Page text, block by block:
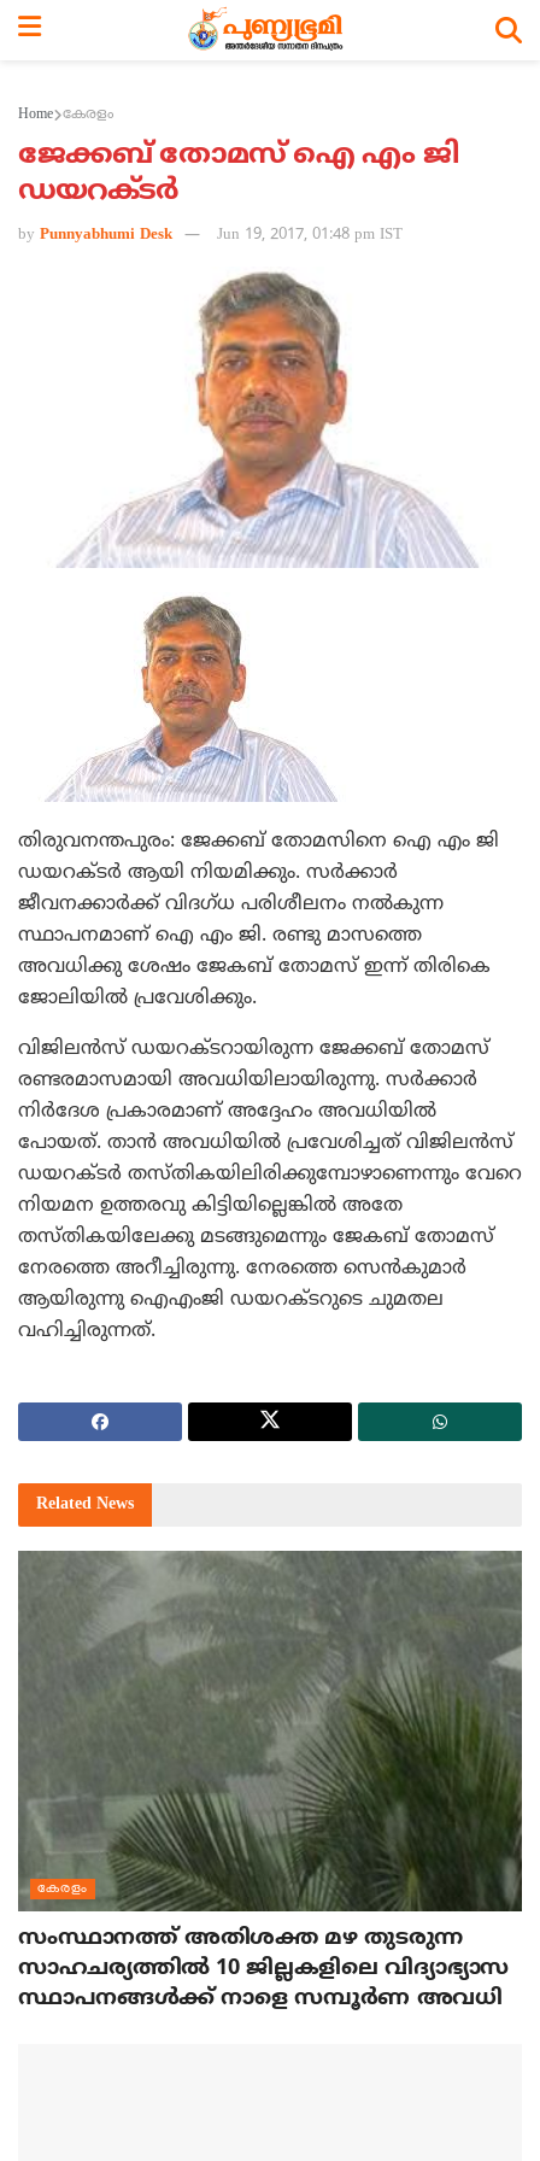
Home കേരളം
ജേക്കബ് തോമസ് ഐ എം ജി
ഡയറക്ടര്‍
by Punnyabhumi Desk Jun 19, 2017, 01:48 pm IST
തിരുവനന്തപുരം: ജേക്കബ് തോമസിനെ ഐ എം ജി
ഡയറക്ടര്‍ ആയി നിയമിക്കും. സര്‍ക്കാര്‍
ജീവനക്കാര്‍ക്ക് വിദഗ്ധ പരിശീലനം നല്‍കുന്ന
സ്ഥാപനമാണ് ഐ എം ജി. രണ്ടു മാസത്തെ
അവധിക്കു ശേഷം ജേകബ് തോമസ് ഇന്ന് തിരികെ
ജോലിയില്‍ പ്രവേശിക്കും.
വിജിലന്‍സ് ഡയറക്ടറായിരുന്ന ജേക്കബ് തോമസ്
രണ്ടരമാസമായി അവധിയിലായിരുന്നു. സര്‍ക്കാര്‍
നിര്‍ദേശ പ്രകാരമാണ് അദ്ദേഹം അവധിയില്‍
പോയത്. താന്‍ അവധിയില്‍ പ്രവേശിച്ചത് വിജിലന്‍സ്
ഡയറക്ടര്‍ തസ്തികയിലിരിക്കുമ്പോഴാണെന്നും വേറെ
നിയമന ഉത്തരവു കിട്ടിയില്ലെങ്കില്‍ അതേ
തസ്തികയിലേക്കു മടങ്ങുമെന്നും ജേകബ് തോമസ്
നേരത്തെ അറീച്ചിരുന്നു. നേരത്തെ സെന്‍കുമാര്‍
ആയിരുന്നു ഐഎംജി ഡയറക്ടറുടെ ചുമതല
വഹിച്ചിരുന്നത്.
Related News
കേരളം
സംസ്ഥാനത്ത് അതിശക്ത മഴ തുടരുന്ന
സാഹചര്യത്തിൽ 10 ജില്ലകളിലെ വിദ്യാഭ്യാസ
സ്ഥാപനങ്ങൾക്ക് നാളെ സമ്പൂർണ അവധി